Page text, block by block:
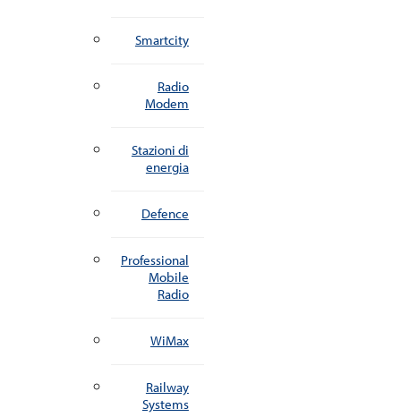
Smartcity
Radio
Modem
Stazioni di
energia
Defence
Professional
Mobile
Radio
WiMax
Railway
Systems